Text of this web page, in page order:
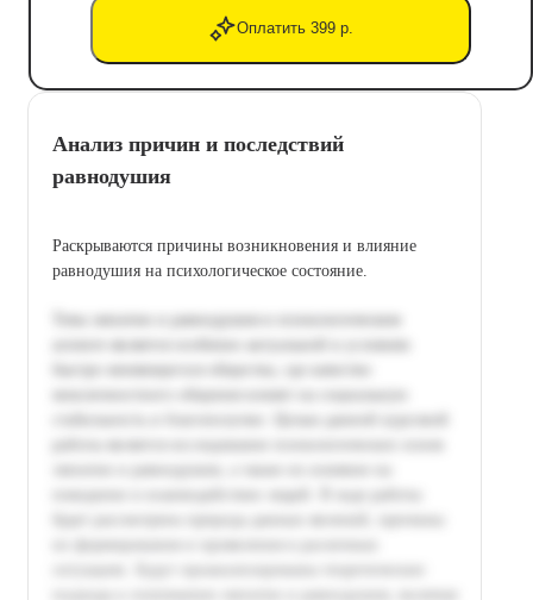
Оплатить 399 р.
Анализ причин и последствий
равнодушия
Раскрываются причины возникновения и влияние
равнодушия на психологическое состояние.